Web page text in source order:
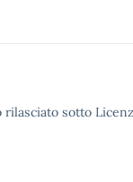
sotto